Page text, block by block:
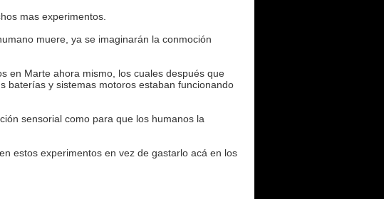
mas experimentos.
muere, ya se imaginarán la conmoción
en Marte ahora mismo, los cuales después que
baterías y sistemas motoros estaban funcionando
sensorial como para que los humanos la
estos experimentos en vez de gastarlo acá en los